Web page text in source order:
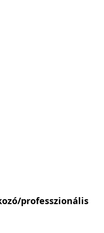
professzionális